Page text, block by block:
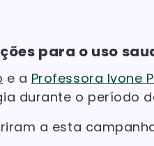
para o uso
e a Professora Ivone
durante o período
a esta